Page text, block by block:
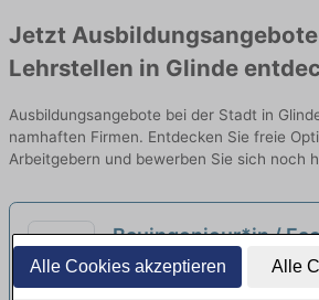
Alle Cookies akzeptieren Alle
Jetzt
Lehrstellen in Glinde
Ausbildungsangebote bei der Stadt in
namhaften Firmen. Entdecken Sie freie
Arbeitgebern und bewerben Sie sich noch
Bauingenieur*in /
Manager*in (m/w/d)
Sprinkenhof GmbH |